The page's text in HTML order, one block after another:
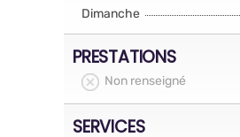
Dimanche
PRESTATIONS
Non renseigné
SERVICES